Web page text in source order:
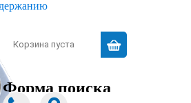
Корзина пуста
Форма поиска